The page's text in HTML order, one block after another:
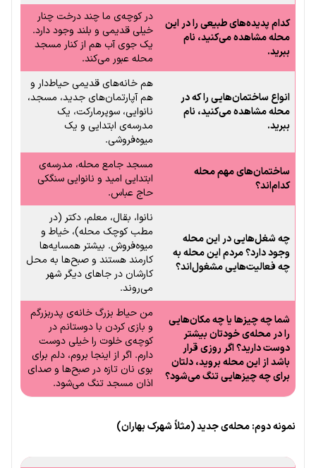
کدام پدیده‌های طبیعی را در این
محله مشاهده می‌کنید، نام
ببرید.
در کوچه‌ی ما چند درخت چنار
خیلی قدیمی و بلند وجود دارد.
یک جوی آب هم از کنار مسجد
محله عبور می‌کند.
انواع ساختمان‌هایی را که در
محله مشاهده می‌کنید، نام
ببرید.
هم خانه‌های قدیمی حیاط‌دار و
هم آپارتمان‌های جدید، مسجد،
نانوایی، سوپرمارکت، یک
مدرسه‌ی ابتدایی و یک
میوه‌فروشی.
ساختمان‌های مهم محله
کدام‌اند؟
مسجد جامع محله، مدرسه‌ی
ابتدایی امید و نانوایی سنگکی
حاج عباس.
چه شغل‌هایی در این محله
وجود دارد؟ مردم این محله به
چه فعالیت‌هایی مشغول‌اند؟
نانوا، بقال، معلم، دکتر (در
مطب کوچک محله)، خیاط و
میوه‌فروش. بیشتر همسایه‌ها
کارمند هستند و صبح‌ها به محل
کارشان در جاهای دیگر شهر
می‌روند.
شما چه چیزها یا چه مکان‌هایی
را در محله‌ی خودتان بیشتر
دوست دارید؟ اگر روزی قرار
باشد از این محله بروید، دلتان
برای چه چیزهایی تنگ می‌شود؟
من حیاط بزرگ خانه‌ی پدربزرگم
و بازی کردن با دوستانم در
کوچه‌ی خلوت را خیلی دوست
دارم. اگر از اینجا بروم، دلم برای
بوی نان تازه در صبح‌ها و صدای
اذان مسجد تنگ می‌شود.
نمونه دوم: محله‌ی جدید (مثلاً شهرک بهاران)